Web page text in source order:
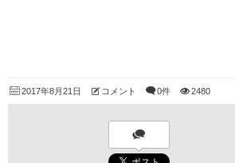
2017年8月21日 コメント 0件 2480